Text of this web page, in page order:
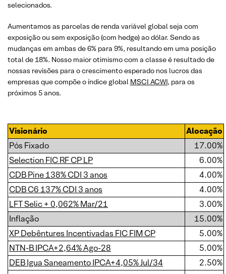
selecionados.
Aumentamos as parcelas de renda variável global seja com
exposição ou sem exposição (com hedge) ao dólar. Sendo as
mudanças em ambas de 6% para 9%, resultando em uma posição
total de 18%. Nosso maior otimismo com a classe é resultado de
nossas revisões para o crescimento esperado nos lucros das
empresas que compõe o índice global MSCI ACWI, para os
próximos 5 anos.
Visionário
Alocação
Pós Fixado
17.00%
Selection FIC RF CP LP
6.00%
CDB Pine 138% CDI 3 anos
4.00%
CDB C6 137% CDI 3 anos
4.00%
LFT Selic + 0,062% Mar/21
3.00%
Inflação
15.00%
XP Debêntures Incentivadas FIC FIM CP
5.00%
NTN-B IPCA+2,64% Ago-28
5.00%
DEB Igua Saneamento IPCA+4,05% Jul/34
2.50%